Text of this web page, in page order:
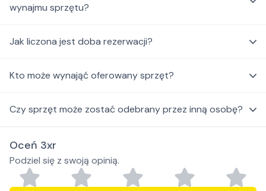
wynajmu sprzętu?
Jak liczona jest doba rezerwacji?
Kto może wynająć oferowany sprzęt?
Czy sprzęt może zostać odebrany przez inną osobę?
Oceń 3xr
Podziel się z swoją opinią.